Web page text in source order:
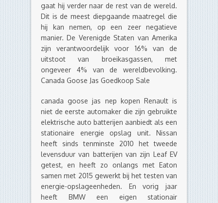
gaat hij verder naar de rest van de wereld.
Dit is de meest diepgaande maatregel die
hij kan nemen, op een zeer negatieve
manier. De Verenigde Staten van Amerika
zijn verantwoordelijk voor 16% van de
uitstoot van broeikasgassen, met
ongeveer 4% van de wereldbevolking.
Canada Goose Jas Goedkoop Sale
canada goose jas nep kopen Renault is
niet de eerste automaker die zijn gebruikte
elektrische auto batterijen aanbiedt als een
stationaire energie opslag unit. Nissan
heeft sinds tenminste 2010 het tweede
levensduur van batterijen van zijn Leaf EV
getest, en heeft zo onlangs met Eaton
samen met 2015 gewerkt bij het testen van
energie-opslageenheden. En vorig jaar
heeft BMW een eigen stationair